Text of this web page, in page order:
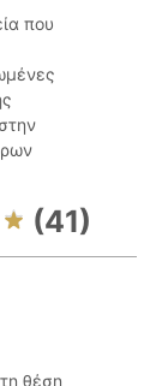
που
(41)
θέση